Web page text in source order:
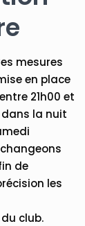
mesures
en place
21h00 et
la nuit
de
les
club.